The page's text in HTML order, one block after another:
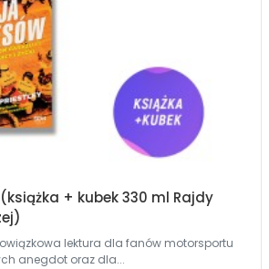
+ kubek 330 ml Rajdy
anegdot oraz dla...